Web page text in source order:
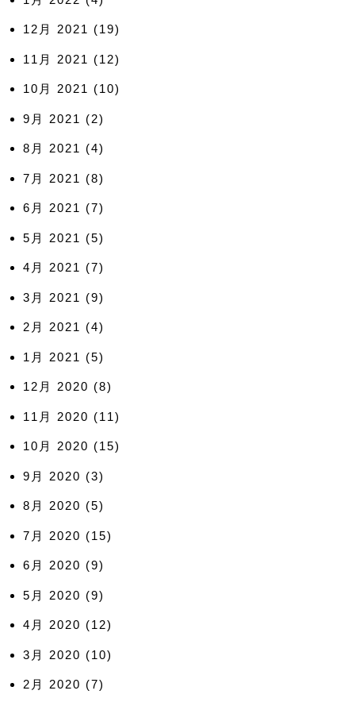
12月 2021 (19)
11月 2021 (12)
10月 2021 (10)
9月 2021 (2)
8月 2021 (4)
7月 2021 (8)
6月 2021 (7)
5月 2021 (5)
4月 2021 (7)
3月 2021 (9)
2月 2021 (4)
1月 2021 (5)
12月 2020 (8)
11月 2020 (11)
10月 2020 (15)
9月 2020 (3)
8月 2020 (5)
7月 2020 (15)
6月 2020 (9)
5月 2020 (9)
4月 2020 (12)
3月 2020 (10)
2月 2020 (7)